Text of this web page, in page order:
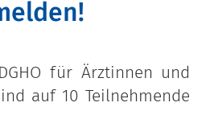
für Ärztinnen und
auf 10 Teilnehmende